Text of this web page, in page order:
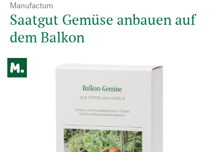
Manufactum
Saatgut Gemüse anbauen auf
dem Balkon